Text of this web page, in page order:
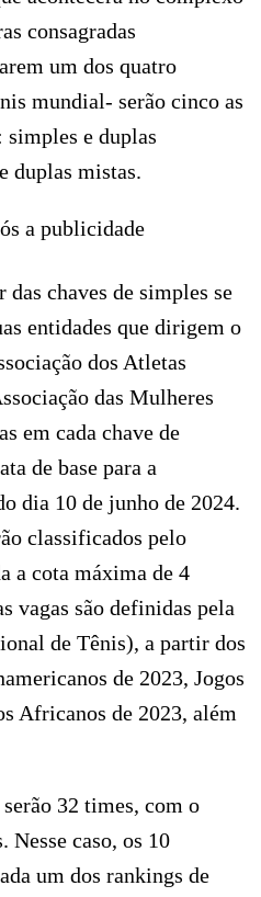
consagradas
um dos quatro
mundial- serão cinco as
simples e duplas
duplas mistas.
a publicidade
chaves de simples se
entidades que dirigem o
dos Atletas
das Mulheres
em cada chave de
de base para a
dia 10 de junho de 2024.
classificados pelo
a cota máxima de 4
vagas são definidas pela
de Tênis), a partir dos
de 2023, Jogos
Africanos de 2023, além
serão 32 times, com o
Nesse caso, os 10
um dos rankings de